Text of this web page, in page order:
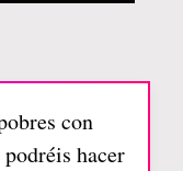
con
hacer